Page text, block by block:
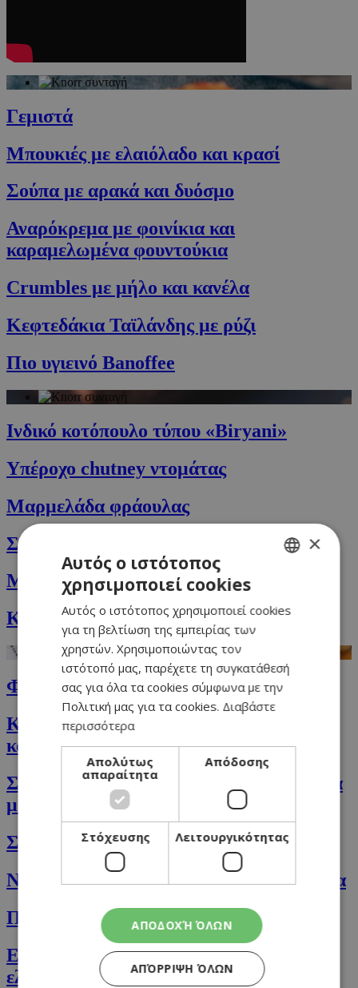
Γεμιστά
Μπουκιές με ελαιόλαδο και κρασί
Σούπα με αρακά και δυόσμο
Αναρόκρεμα με φοινίκια και
καραμελωμένα φουντούκια
Crumbles με μήλο και κανέλα
Κεφτεδάκια Ταϊλάνδης με ρύζι
Πιο υγιεινό Banoffee
Ινδικό κοτόπουλο τύπου «Biryani»
Υπέροχο chutney ντομάτας
Μαρμελάδα φράουλας
Σπιτικό Cranberry Sauce
Μύδια με σκόρδο και λευκό κρασί
Κριθαρότο με γαρίδες
Φασόλια της γιαγιάς σε 20΄!
Κινόα μπολ με κομμάτια γλυκοπατάτας
και πικάντικη σάλτσα ντομάτας
Σολομός με σάλτσα αβοκάντο και σαλάτα
με ντοματίνια
Σούπα με σπανάκι και χαλούμι
Ντιπ με πιπεριές Φλωρίνης και παντζάρια
Πικάντικα κεμπάπ
Εύκολη τυρόπιτα με χαλούμι, αναρή και
ελιές
ENGLISH
×
Αυτός ο ιστότοπος
χρησιμοποιεί cookies
Αυτός ο ιστότοπος χρησιμοποιεί cookies
για τη βελτίωση της εμπειρίας των
χρηστών. Χρησιμοποιώντας τον
ιστότοπό μας, παρέχετε τη συγκατάθεσή
σας για όλα τα cookies σύμφωνα με την
Πολιτική μας για τα cookies. Διαβάστε
περισσότερα
Απολύτως
απαραίτητα
Απόδοσης
Στόχευσης Λειτουργικότητας
ΑΠΟΔΟΧΉ ΌΛΩΝ
ΑΠΌΡΡΙΨΗ ΌΛΩΝ